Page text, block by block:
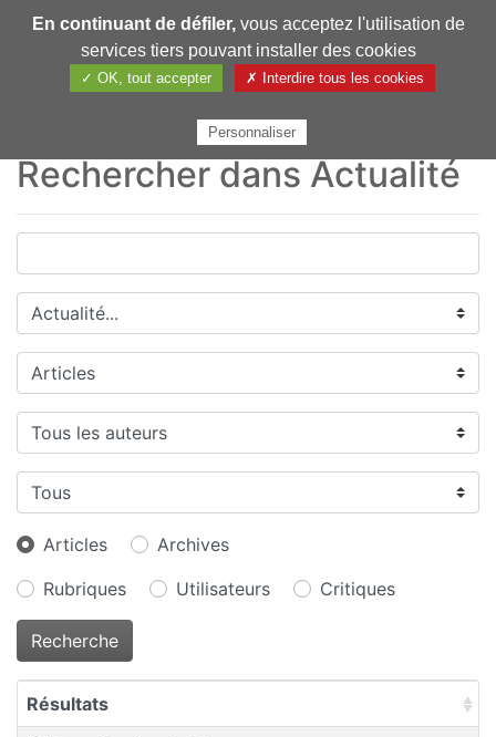
Pharmechange
Rechercher dans Actualité
Articles
Archives
Rubriques
Utilisateurs Critiques
Résultats
En continuant de défiler,vous acceptez l'utilisation de
services tiers pouvant installer des cookies
✓ OK, tout accepter ✗ Interdire tous les cookies
Personnaliser